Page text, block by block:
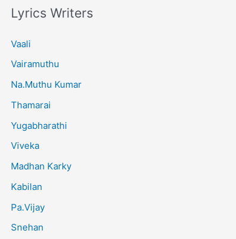
Lyrics Writers
Vaali
Vairamuthu
Na.Muthu Kumar
Thamarai
Yugabharathi
Viveka
Madhan Karky
Kabilan
Pa.Vijay
Snehan